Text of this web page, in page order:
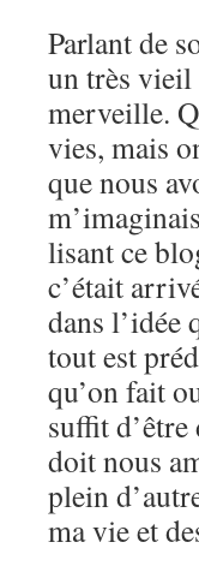
Parlant de
un très vieil
merveille.
vies, mais
que nous
lisant ce
c’était
dans l’idée
tout est
qu’on fait
suffit
doit nous
plein
ma vie et